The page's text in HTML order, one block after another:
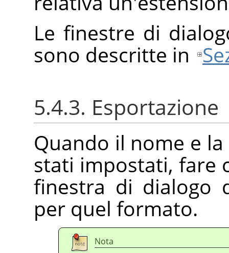
Le finestre di
sono descritte in
5.4.3. Esportazione
Quando il nome e
stati impostati, fare
finestra di dialogo
per quel formato.
Nota